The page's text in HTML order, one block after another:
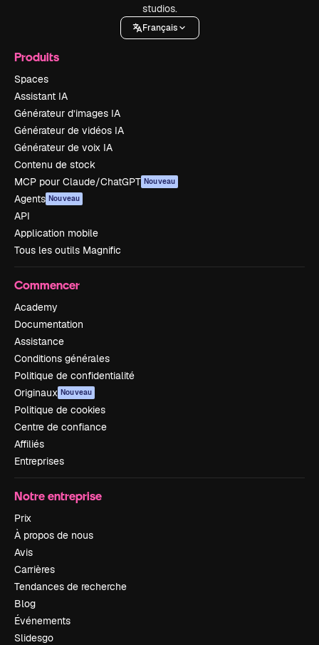
studios.
Français
Produits
Spaces
Assistant IA
Générateur d’images IA
Générateur de vidéos IA
Générateur de voix IA
Contenu de stock
MCP pour Claude/ChatGPT Nouveau
Agents Nouveau
API
Application mobile
Tous les outils Magnific
Commencer
Academy
Documentation
Assistance
Conditions générales
Politique de confidentialité
Originaux Nouveau
Politique de cookies
Centre de confiance
Affiliés
Entreprises
Notre entreprise
Prix
À propos de nous
Avis
Carrières
Tendances de recherche
Blog
Événements
Slidesgo